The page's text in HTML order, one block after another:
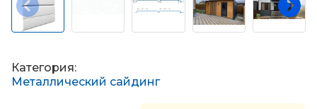
П
д
о
р
Категория:
Металлический сайдинг